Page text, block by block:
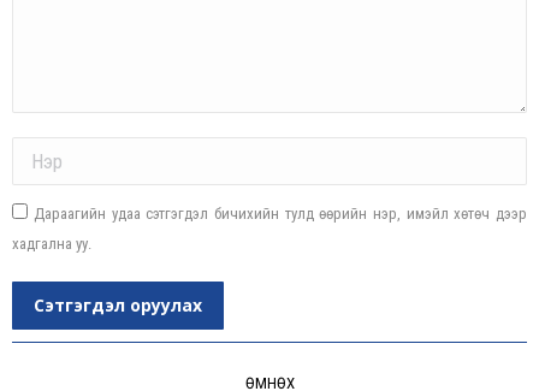
Дараагийн удаа сэтгэгдэл бичихийн тулд өөрийн нэр, имэйл хөтөч дээр
хадгална уу.
Сэтгэгдэл оруулах
ӨМНӨХ